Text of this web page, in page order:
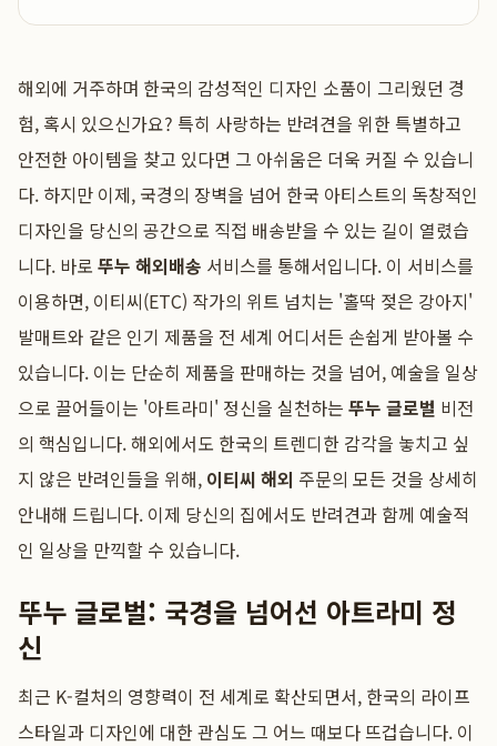
해외에 거주하며 한국의 감성적인 디자인 소품이 그리웠던 경
험, 혹시 있으신가요? 특히 사랑하는 반려견을 위한 특별하고
안전한 아이템을 찾고 있다면 그 아쉬움은 더욱 커질 수 있습니
다. 하지만 이제, 국경의 장벽을 넘어 한국 아티스트의 독창적인
디자인을 당신의 공간으로 직접 배송받을 수 있는 길이 열렸습
니다. 바로 뚜누 해외배송 서비스를 통해서입니다. 이 서비스를
이용하면, 이티씨(ETC) 작가의 위트 넘치는 '홀딱 젖은 강아지'
발매트와 같은 인기 제품을 전 세계 어디서든 손쉽게 받아볼 수
있습니다. 이는 단순히 제품을 판매하는 것을 넘어, 예술을 일상
으로 끌어들이는 '아트라미' 정신을 실천하는 뚜누 글로벌 비전
의 핵심입니다. 해외에서도 한국의 트렌디한 감각을 놓치고 싶
지 않은 반려인들을 위해, 이티씨 해외 주문의 모든 것을 상세히
안내해 드립니다. 이제 당신의 집에서도 반려견과 함께 예술적
인 일상을 만끽할 수 있습니다.
뚜누 글로벌: 국경을 넘어선 아트라미 정
신
최근 K-컬처의 영향력이 전 세계로 확산되면서, 한국의 라이프
스타일과 디자인에 대한 관심도 그 어느 때보다 뜨겁습니다. 이